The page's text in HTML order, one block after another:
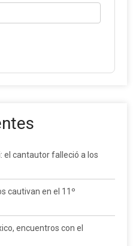
el cantautor falleció a los
cautivan en el 11º
encuentros con el